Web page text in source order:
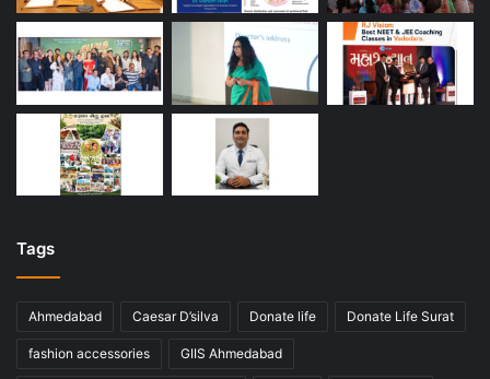
Tags
Ahmedabad Caesar D’silva Donate life Donate Life Surat
fashion accessories GIIS Ahmedabad